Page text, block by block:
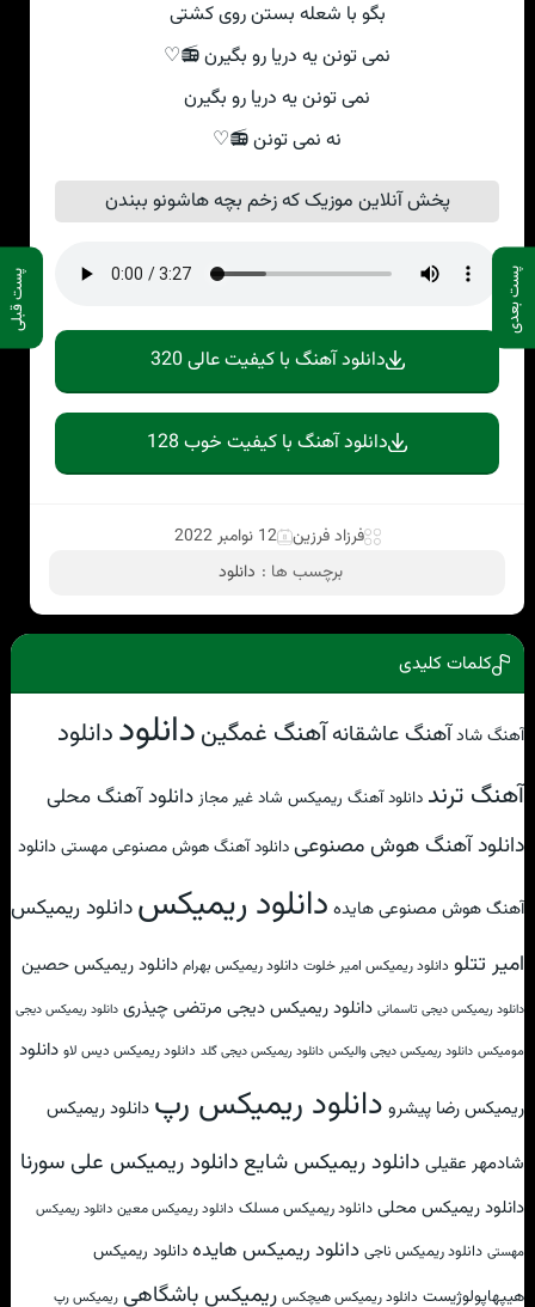
پست بعدی پست قبلی
بگو با شعله بستن روی کشتی
نمی تونن یه دریا رو بگیرن 📻♡
نمی تونن یه دریا رو بگیرن
نه نمی تونن 📻♡
پخش آنلاین موزیک که زخم بچه هاشونو ببندن
دانلود آهنگ با کیفیت عالی 320
دانلود آهنگ با کیفیت خوب 128
فرزاد فرزین 12 نوامبر 2022
برچسب ها : دانلود
کلمات کلیدی
آهنگ شادآهنگ عاشقانهآهنگ غمگیندانلوددانلود
آهنگ ترند دانلود آهنگ ریمیکس شاد غیر مجازدانلود آهنگ محلی
دانلود آهنگ هوش مصنوعیدانلود آهنگ هوش مصنوعی مهستیدانلود
آهنگ هوش مصنوعی هایده دانلود ریمیکسدانلود ریمیکس
امیر تتلو دانلود ریمیکس امیر خلوت دانلود ریمیکس بهرام دانلود ریمیکس حصین
دانلود ریمیکس دیجی تاسمانی دانلود ریمیکس دیجی مرتضی چیذری دانلود ریمیکس دیجی
مومیکس دانلود ریمیکس دیجی والیکس دانلود ریمیکس دیجی گلد دانلود ریمیکس دیس لاو دانلود
ریمیکس رضا پیشرو دانلود ریمیکس رپ دانلود ریمیکس
شادمهر عقیلی دانلود ریمیکس شایع دانلود ریمیکس علی سورنا
دانلود ریمیکس محلی دانلود ریمیکس مسلک دانلود ریمیکس معین دانلود ریمیکس
مهستی دانلود ریمیکس ناجی دانلود ریمیکس هایدهدانلود ریمیکس
هیپهاپولوژیست دانلود ریمیکس هیچکس ریمیکس باشگاهی ریمیکس رپ